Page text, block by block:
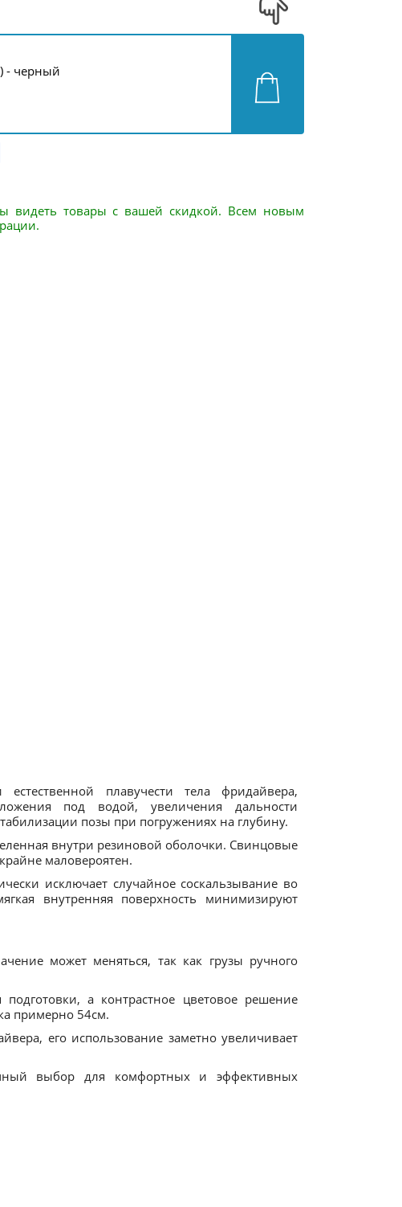
- черный
видеть товары с вашей скидкой. Всем новым
плавучести тела фридайвера,
под водой, увеличения дальности
позы при погружениях на глубину.
внутри резиновой оболочки. Свинцовые
маловероятен.
исключает случайное соскальзывание во
внутренняя поверхность минимизируют
может меняться, так как грузы ручного
а контрастное цветовое решение
примерно 54см.
его использование заметно увеличивает
выбор для комфортных и эффективных